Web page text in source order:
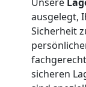
ausgelegt,
Sicherheit
sicheren
Service-
Umzug